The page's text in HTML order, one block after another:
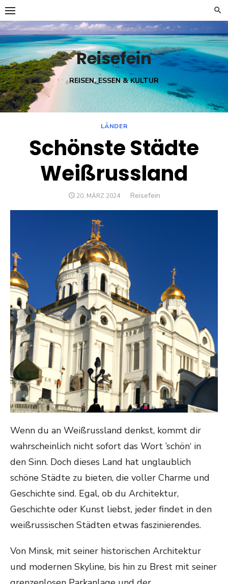
Skip
to
content
Reisefein
REISEN, ESSEN & KULTUR
LÄNDER
Schönste Städte
Weißrussland
POSTED
20. MÄRZ 2024 Author
Reisefein
Wenn du an Weißrussland denkst, kommt dir
wahrscheinlich nicht sofort das Wort ’schön‘ in
den Sinn. Doch dieses Land hat unglaublich
schöne Städte zu bieten, die voller Charme und
Geschichte sind. Egal, ob du Architektur,
Geschichte oder Kunst liebst, jeder findet in den
weißrussischen Städten etwas faszinierendes.
Von Minsk, mit seiner historischen Architektur
und modernen Skyline, bis hin zu Brest mit seiner